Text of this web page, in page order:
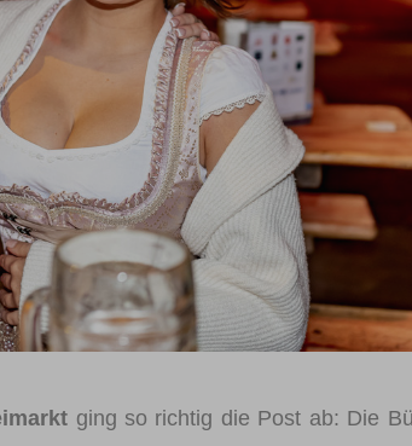
ging so richtig die Post ab: Die
Passwort vergessen
Anmelden über ein Soziales Netzwerk
Mit Facebook anmelden
Mit Google anmelden
Mit Apple anmelden